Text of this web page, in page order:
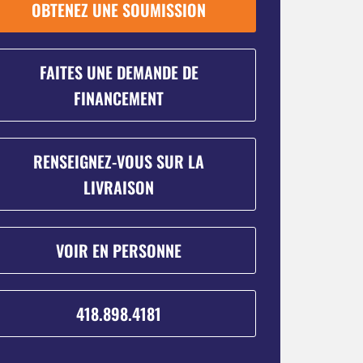
OBTENEZ UNE SOUMISSION
FAITES UNE DEMANDE DE
FINANCEMENT
RENSEIGNEZ-VOUS SUR LA
LIVRAISON
VOIR EN PERSONNE
418.898.4181